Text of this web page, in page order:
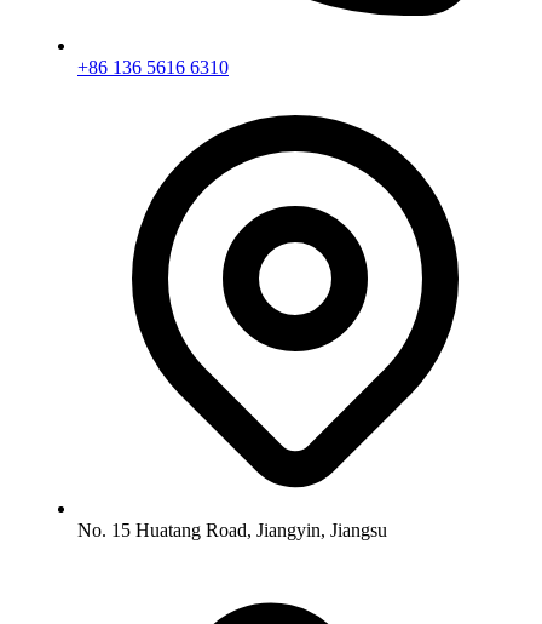
+86 136 5616 6310
No. 15 Huatang Road, Jiangyin, Jiangsu